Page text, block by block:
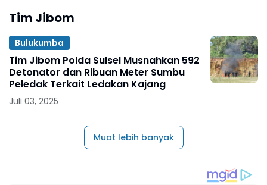
Tim Jibom
Bulukumba
Tim Jibom Polda Sulsel Musnahkan 592
Detonator dan Ribuan Meter Sumbu
Peledak Terkait Ledakan Kajang
Juli 03, 2025
Muat lebih banyak